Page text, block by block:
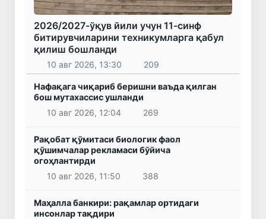
2026/2027-ўқув йили учун 11-синф
битирувчиларини техникумларга қабул
қилиш бошланди
10 авг 2026, 13:30 209
Нафақага чиқариб беришни ваъда қилган
бош мутахассис ушланди
10 авг 2026, 12:04
269
Рақобат қўмитаси биологик фаол
қўшимчалар рекламаси бўйича
огоҳлантирди
10 авг 2026, 11:50
388
Маҳалла банкири: рақамлар ортидаги
инсонлар тақдири